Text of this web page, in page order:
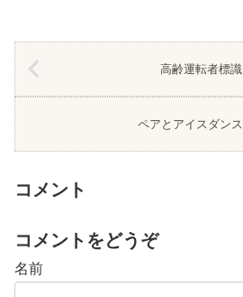
高齢運転者標識
ペアとアイスダンス
コメント
コメントをどうぞ
名前